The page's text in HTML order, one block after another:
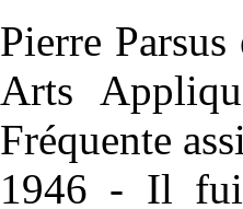
Pierre
Arts
Fréquente
1946 - Il